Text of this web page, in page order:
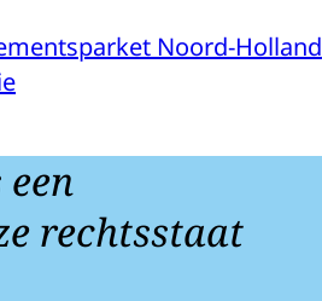
Noord-Holland
rechtsstaat